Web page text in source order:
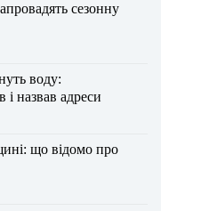
сезонну
воду:
назвав адреси
що відомо про